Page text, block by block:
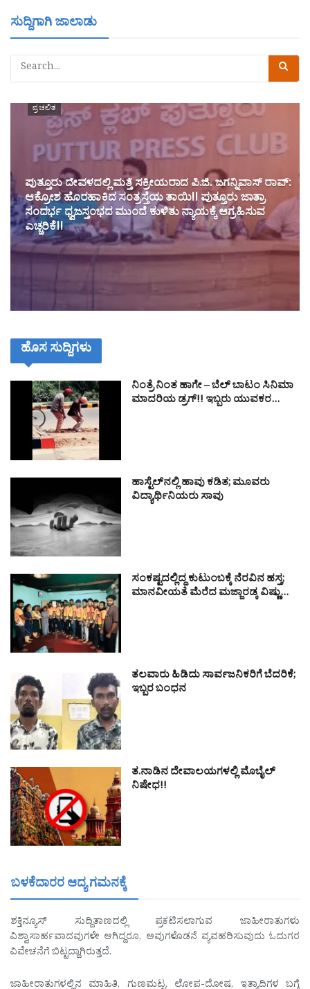
ಸುದ್ದಿಗಾಗಿ ಜಾಲಾಡು
ಪ್ರಚಲಿತ
ಪುತ್ತೂರು ದೇವಳದಲ್ಲಿ ಮತ್ತೆ ಸಕ್ರೀಯರಾದ ಪಿ.ಜಿ. ಜಗನ್ನಿವಾಸ್ ರಾವ್:
ಆಕ್ರೋಶ ಹೊರಹಾಕಿದ ಸಂತ್ರಸ್ತೆಯ ತಾಯಿ!! ಪುತ್ತೂರು ಜಾತ್ರಾ
ಸಂದರ್ಭ ಧ್ವಜಸ್ತಂಭದ ಮುಂದೆ ಕುಳಿತು ನ್ಯಾಯಕ್ಕೆ ಆಗ್ರಹಿಸುವ
ಎಚ್ಚರಿಕೆ!!
ಹೊಸ ಸುದ್ದಿಗಳು
ನಿಂತ್ರೆ ನಿಂತ ಹಾಗೇ – ಬೆಲ್ ಬಾಟಂ ಸಿನಿಮಾ
ಮಾದರಿಯ ಡ್ರಗ್!! ಇಬ್ಬರು ಯುವಕರ…
ಹಾಸ್ಟೆಲ್‌ನಲ್ಲಿ ಹಾವು ಕಡಿತ; ಮೂವರು
ವಿದ್ಯಾರ್ಥಿನಿಯರು ಸಾವು
ಸಂಕಷ್ಟದಲ್ಲಿದ್ದ ಕುಟುಂಬಕ್ಕೆ ನೆರವಿನ ಹಸ್ತ;
ಮಾನವೀಯತೆ ಮೆರೆದ ಮಜ್ಜಾರಡ್ಕ ವಿಷ್ಣು…
ತಲವಾರು ಹಿಡಿದು ಸಾರ್ವಜನಿಕರಿಗೆ ಬೆದರಿಕೆ;
ಇಬ್ಬರ ಬಂಧನ
ತ.ನಾಡಿನ ದೇವಾಲಯಗಳಲ್ಲಿ ಮೊಬೈಲ್
ನಿಷೇಧ!!
ಬಳಕೆದಾರರ ಆದ್ಯ ಗಮನಕ್ಕೆ
ಶಕ್ತಿನ್ಯೂಸ್ ಸುದ್ದಿತಾಣದಲ್ಲಿ ಪ್ರಕಟಿಸಲಾಗುವ ಜಾಹೀರಾತುಗಳು
ವಿಶ್ವಾಸಾರ್ಹವಾದವುಗಳೇ ಆಗಿದ್ದರೂ, ಅವುಗಳೊಡನೆ ವ್ಯವಹರಿಸುವುದು ಓದುಗರ
ವಿವೇಚನೆಗೆ ಬಿಟ್ಟದ್ದಾಗಿರುತ್ತದೆ.
ಜಾಹೀರಾತುಗಳಲ್ಲಿನ ಮಾಹಿತಿ, ಗುಣಮಟ್ಟ, ಲೋಪ-ದೋಷ, ಇತ್ಯಾದಿಗಳ ಬಗ್ಗೆ